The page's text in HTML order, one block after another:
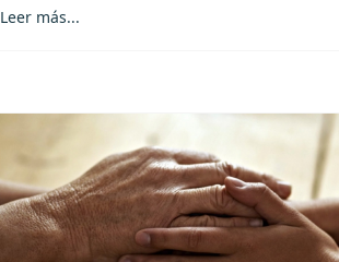
Leer más...